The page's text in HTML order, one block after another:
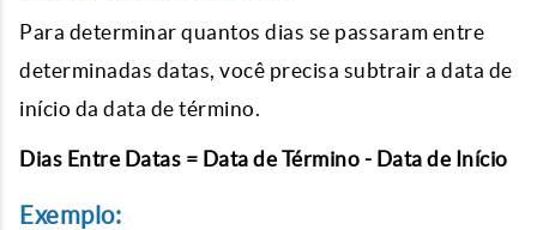
Para determinar quantos dias se passaram entre
determinadas datas, você precisa subtrair a data de
início da data de término.
Dias Entre Datas = Data de Término - Data de Início
Exemplo: